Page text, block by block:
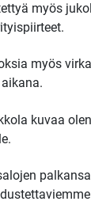
myös
myös
kuvaa